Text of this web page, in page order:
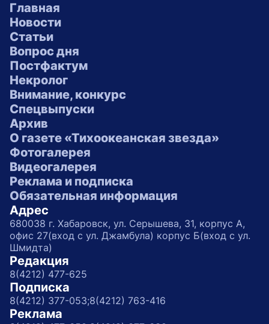
Главная
Новости
Статьи
Вопрос дня
Постфактум
Некролог
Внимание, конкурс
Спецвыпуски
Архив
О газете «Тихоокеанская звезда»
Фотогалерея
Видеогалерея
Реклама и подписка
Обязательная информация
Адрес
680038 г. Хабаровск, ул. Серышева, 31, корпус А,
офис 27(вход с ул. Джамбула) корпус Б(вход с ул.
Шмидта)
Редакция
8(4212) 477-625
Подписка
8(4212) 377-053;8(4212) 763-416
Реклама